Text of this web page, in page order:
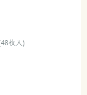
枚入)